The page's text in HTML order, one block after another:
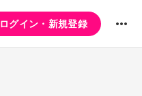
ログイン・新規登録